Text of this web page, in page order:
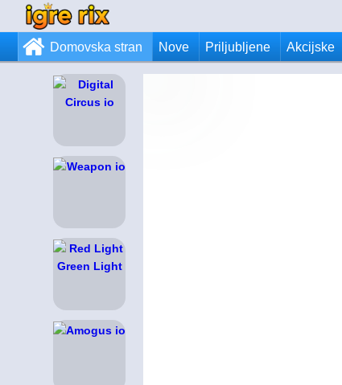
Domovska stran Nove Priljubljene Akcijske